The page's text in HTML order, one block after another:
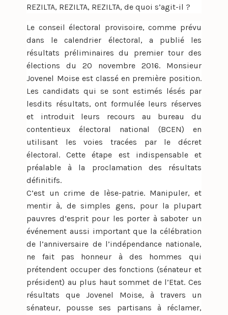
REZILTA, REZILTA, REZILTA, de quoi s’agit-il ?
Le conseil électoral provisoire, comme prévu
dans le calendrier électoral, a publié les
résultats préliminaires du premier tour des
élections du 20 novembre 2016. Monsieur
Jovenel Moise est classé en première position.
Les candidats qui se sont estimés lésés par
lesdits résultats, ont formulée leurs réserves
et introduit leurs recours au bureau du
contentieux électoral national (BCEN) en
utilisant les voies tracées par le décret
électoral. Cette étape est indispensable et
préalable à la proclamation des résultats
définitifs.
C’est un crime de lèse-patrie. Manipuler, et
mentir à, de simples gens, pour la plupart
pauvres d’esprit pour les porter à saboter un
événement aussi important que la célébration
de l’anniversaire de l’indépendance nationale,
ne fait pas honneur à des hommes qui
prétendent occuper des fonctions (sénateur et
président) au plus haut sommet de l’Etat. Ces
résultats que Jovenel Moise, à travers un
sénateur, pousse ses partisans à réclamer,